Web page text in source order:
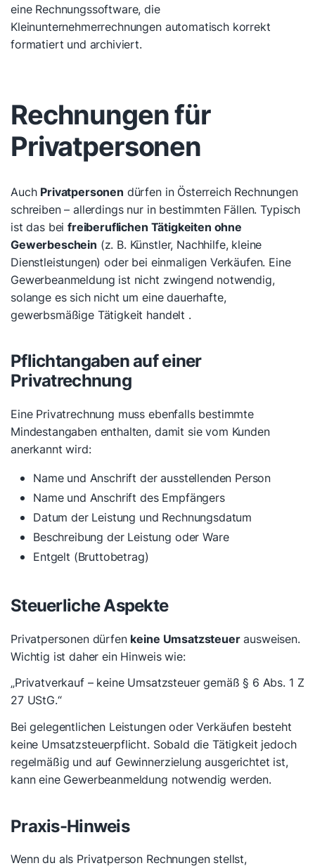
eine Rechnungssoftware, die
Kleinunternehmerrechnungen automatisch korrekt
formatiert und archiviert.
Rechnungen für
Privatpersonen
Auch Privatpersonen dürfen in Österreich Rechnungen
schreiben – allerdings nur in bestimmten Fällen. Typisch
ist das beifreiberuflichen Tätigkeiten ohne
Gewerbeschein (z. B. Künstler, Nachhilfe, kleine
Dienstleistungen) oder bei einmaligen Verkäufen. Eine
Gewerbeanmeldung ist nicht zwingend notwendig,
solange es sich nicht um eine dauerhafte,
gewerbsmäßige Tätigkeit handelt .
Pflichtangaben auf einer
Privatrechnung
Eine Privatrechnung muss ebenfalls bestimmte
Mindestangaben enthalten, damit sie vom Kunden
anerkannt wird:
Name und Anschrift der ausstellenden Person
Name und Anschrift des Empfängers
Datum der Leistung und Rechnungsdatum
Beschreibung der Leistung oder Ware
Entgelt (Bruttobetrag)
Steuerliche Aspekte
Privatpersonen dürfen keine Umsatzsteuerausweisen.
Wichtig ist daher ein Hinweis wie:
„Privatverkauf – keine Umsatzsteuer gemäß § 6 Abs. 1 Z
27 UStG.“
Bei gelegentlichen Leistungen oder Verkäufen besteht
keine Umsatzsteuerpflicht. Sobald die Tätigkeit jedoch
regelmäßig und auf Gewinnerzielung ausgerichtet ist,
kann eine Gewerbeanmeldung notwendig werden.
Praxis-Hinweis
Wenn du als Privatperson Rechnungen stellst,